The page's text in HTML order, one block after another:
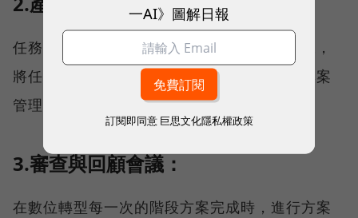
任務開展前，盡可能地將任務細部開展與分工，
將任務追蹤的顆粒度從大至小的呈現，優化專案
管理上的細膩度。
3.審查與回顧會議：
在數位轉型每一次的階段方案完成時，進行方案
一AI》圖解日報
訂閱即同意 巨思文化隱私權政策